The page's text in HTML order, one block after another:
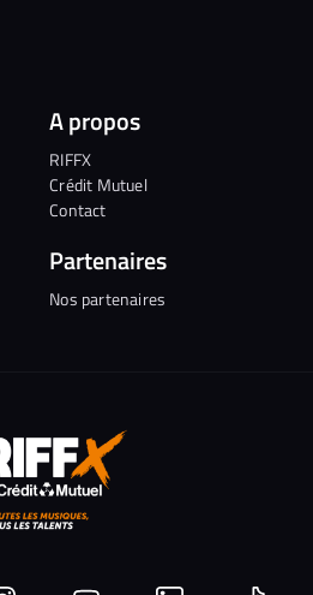
A propos
RIFFX
Crédit Mutuel
Contact
Partenaires
Nos partenaires